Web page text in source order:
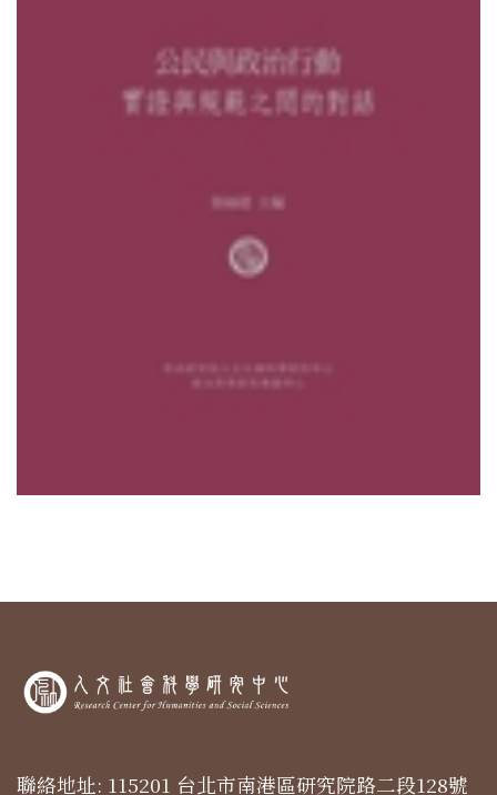
聯絡地址: 115201 台北市南港區研究院路二段128號